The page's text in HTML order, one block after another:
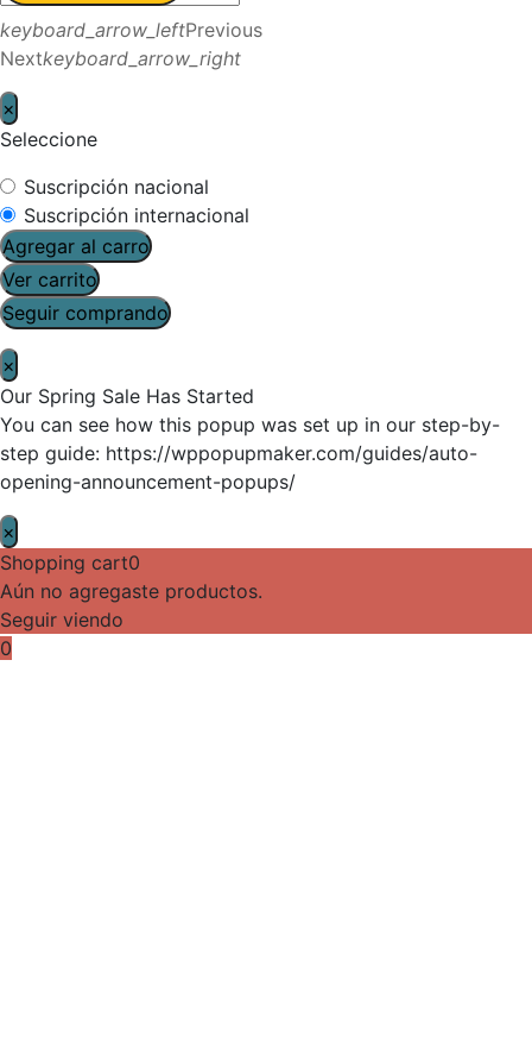
keyboard_arrow_leftPrevious
Nextkeyboard_arrow_right
×
Seleccione
Suscripción nacional
Suscripción internacional
Agregar al carro
Ver carrito
Seguir comprando
×
Our Spring Sale Has Started
You can see how this popup was set up in our step-by-
step guide: https://wppopupmaker.com/guides/auto-
opening-announcement-popups/
×
Shopping cart0
Aún no agregaste productos.
Seguir viendo
0